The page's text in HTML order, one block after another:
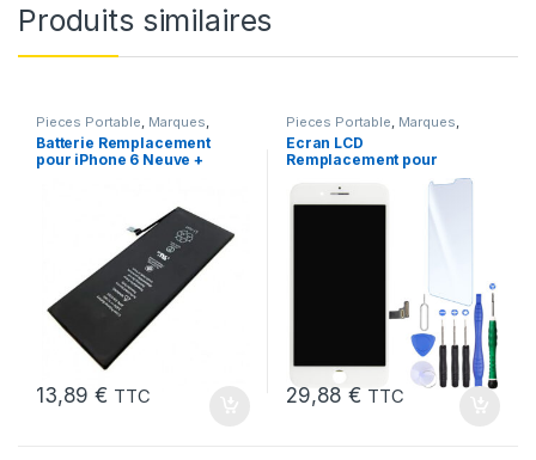
Produits similaires
Pieces Portable Marques
Apple iPhone 6 , Batteries et
chargeurs,Batteries Apple
Batterie Remplacement
pour iPhone 6 Neuve +
13,89€ TTC
Pieces Portable Marques
Apple iPhone 7 Plus
Ecran LCD
Remplacement pour
KIT Outils
29,88€ TTC